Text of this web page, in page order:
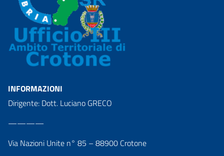
INFORMAZIONI
Dirigente: Dott. Luciano GRECO
————
Via Nazioni Unite n° 85 – 88900 Crotone